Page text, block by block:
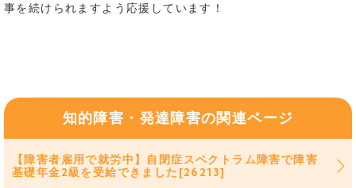
事を続けられますよう応援しています！
知的障害・発達障害の関連ページ
【障害者雇用で就労中】自閉症スペクトラム障害で障害
基礎年金2級を受給できました[26213]